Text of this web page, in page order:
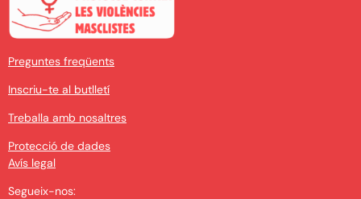
Preguntes freqüents
Inscriu-te al butlletí
Treballa amb nosaltres
Protecció de dades
Avís legal
Segueix-nos: